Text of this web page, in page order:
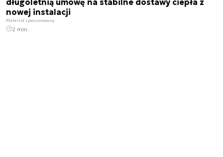
nowej instalacji
Materiał sponsorowany
2 min.